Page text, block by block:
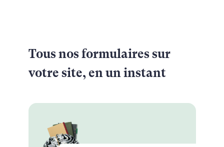
Tous nos formulaires sur
votre site, en un instant